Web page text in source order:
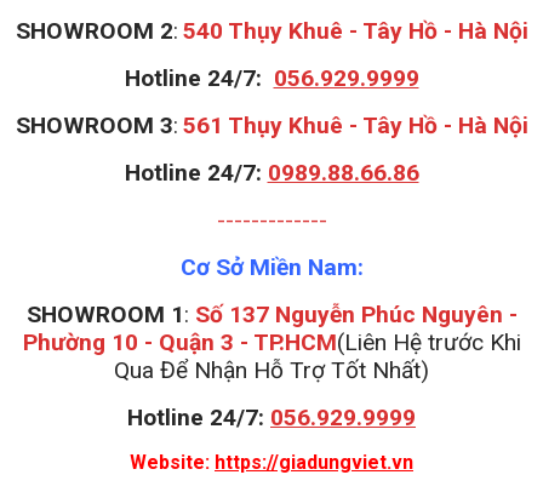
SHOWROOM 2: 540 Thụy Khuê - Tây Hồ - Hà Nội
Hotline 24/7: 056.929.9999
SHOWROOM 3: 561 Thụy Khuê - Tây Hồ - Hà Nội
Hotline 24/7: 0989.88.66.86
-------------
Cơ Sở Miền Nam:
SHOWROOM 1: Số 137 Nguyễn Phúc Nguyên -
Phường 10 - Quận 3 - TP.HCM(Liên Hệ trước Khi
Qua Để Nhận Hỗ Trợ Tốt Nhất)
Hotline 24/7: 056.929.9999
Website: https://giadungviet.vn